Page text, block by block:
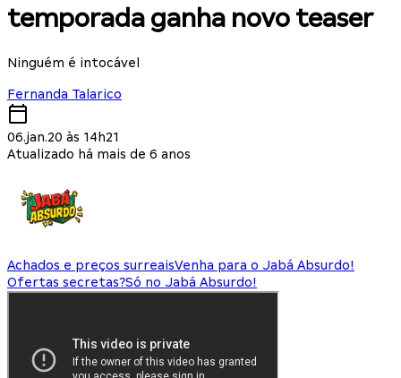
temporada ganha novo teaser
Ninguém é intocável
Fernanda Talarico
06.jan.20 às 14h21
Atualizado há mais de 6 anos
Achados e preços surreaisVenha para o Jabá Absurdo!
Ofertas secretas?Só no Jabá Absurdo!